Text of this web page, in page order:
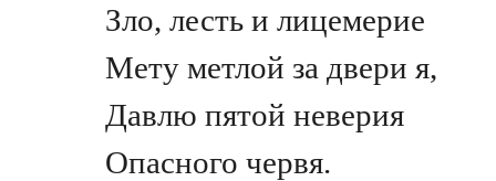
Зло, лесть и лицемерие
Мету метлой за двери я,
Давлю пятой неверия
Опасного червя.